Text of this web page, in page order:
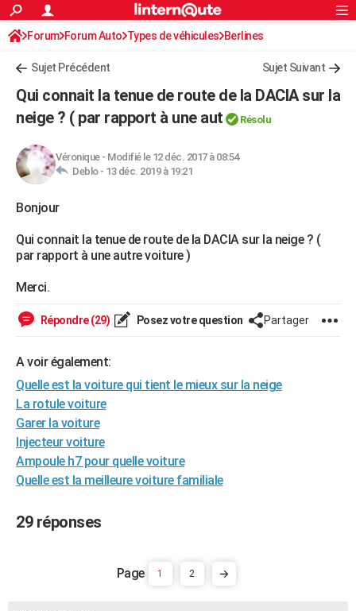
ACTUALITÉS
Politique
Société
Faits Divers
Education
Monde
Villes
+
Programme TV
Streaming
Cinéma
Sorties cinéma
Musique
FINANCE
Retraite
Impôts
Epargne
Immobilier
Risques naturels par ville
Banque
Assurance
Crédit
AUTO
Essais
Réserver un essai
Citadines
Berlines
SUV
Forum auto
+HIGH-TECH
Mobiles
Meilleur smartphone
Internet
Ordinateurs
Jeux vidéo
Guide high-tech
BRICOLAGE
Forum
Aménagement intérieur
Extérieur
Cuisine
Salle de bains
Jardinage
Rangement
WEEK-END
SANTE
Destinations
Voyage nature
Voyage de noces
GUIDES D'ACHAT
BONS PLANS
CARTE DE VOEUX
Dictionnaire
Biographies
Citations
Expressions
Proverbes
S'inscrire
Connexion
Forum Forum Auto Types de véhicules Berlines
Sujet Précédent Sujet Suivant
Qui connait la tenue de route de la DACIA sur la
neige ? ( par rapport à une aut
Résolu
Véronique- Modifié le 12 déc. 2017 à 08:54
Deblo - 13 déc. 2019 à 19:21
Bonjour
Qui connait la tenue de route de la DACIA sur la neige ? (
par rapport à une autre voiture )
Merci.
Répondre (29) Posez votre question Partager
A voir également:
Quelle est la voiture qui tient le mieux sur la neige
La rotule voiture
Garer la voiture
Injecteur voiture
Ampoule h7 pour quelle voiture
Quelle est la meilleure voiture familiale
29 réponses
1 2